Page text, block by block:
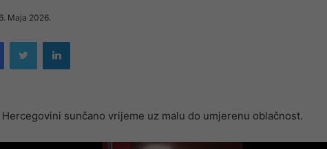
Maja 2026.
FacebookTwitter LinkedIn
Hercegovini sunčano vrijeme uz malu do umjerenu oblačnost.